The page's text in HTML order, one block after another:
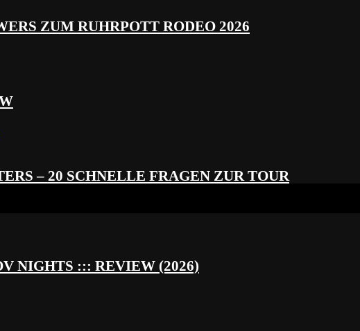
ZUM RUHRPOTT RODEO 2026
– 20 SCHNELLE FRAGEN ZUR TOUR
NIGHTS ::: REVIEW (2026)